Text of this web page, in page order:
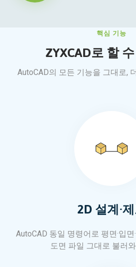
핵심 기능
ZYXCAD로 할
AutoCAD의 모든 기능을 그대로,
2D 설계·
AutoCAD 동일 명령어로 평면·입
도면 파일 그대로 불러